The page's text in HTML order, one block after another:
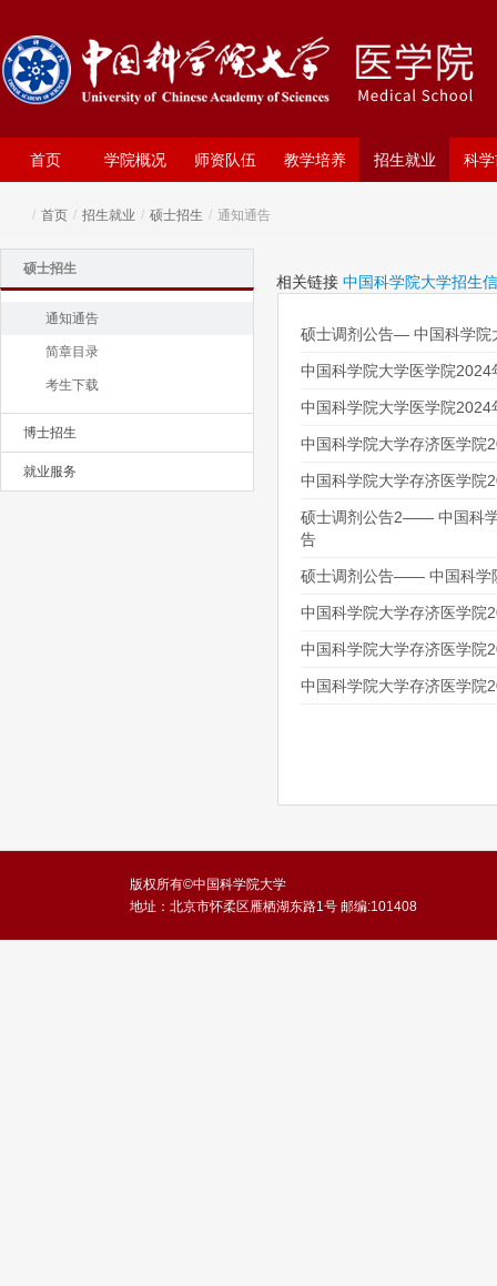
首页 学院概况 师资队伍 教学培养 招生就业 科
/ 首页 / 招生就业 / 硕士招生 / 通知通告
硕士招生
通知通告
简章目录
考生下载
博士招生
就业服务
相关链接中国科学院大学招生
硕士调剂公告— 中国科学院
中国科学院大学医学院
中国科学院大学医学院
中国科学院大学存济医学
中国科学院大学存济医学院
硕士调剂公告2—— 中国科
告
硕士调剂公告—— 中国科学
中国科学院大学存济医学院
中国科学院大学存济医学院
中国科学院大学存济医学
版权所有©中国科学院大学
地址：北京市怀柔区雁栖湖东路1号 邮编:101408